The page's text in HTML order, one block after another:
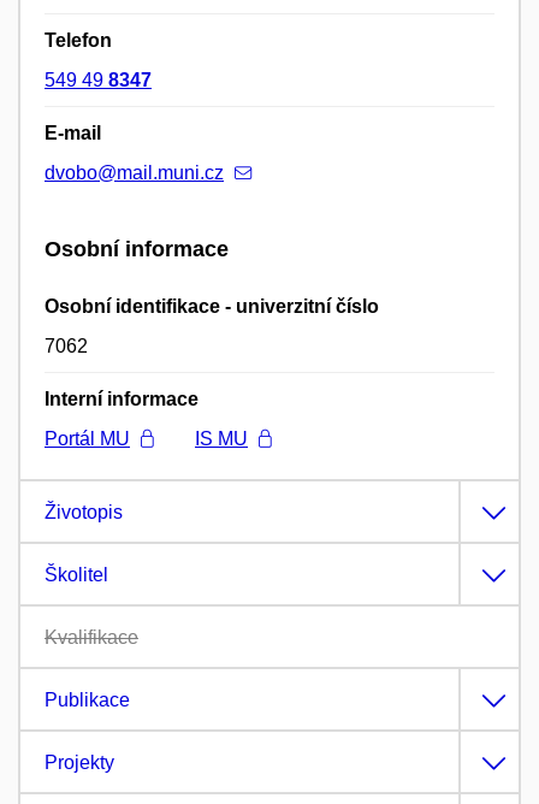
Telefon
549 49 8347
E-mail
dvobo@mail.muni.cz
Osobní informace
Osobní identifikace - univerzitní číslo
7062
Interní informace
Portál MU
IS MU
Životopis
Školitel
Kvalifikace
Publikace
Projekty